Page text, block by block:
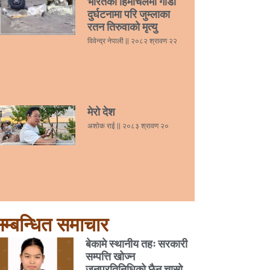
दुर्घटनामा परि जुम्लाका
रतन तिरुवाको मृत्यु
विवेन्द्र नेपाली २०८२ श्रावण २२
मेरो देश
अशोक राई २०८३ श्रावण २०
समाचार
बेकामे स्थानीय तहः सरकारी
सम्पत्ति खोज्न